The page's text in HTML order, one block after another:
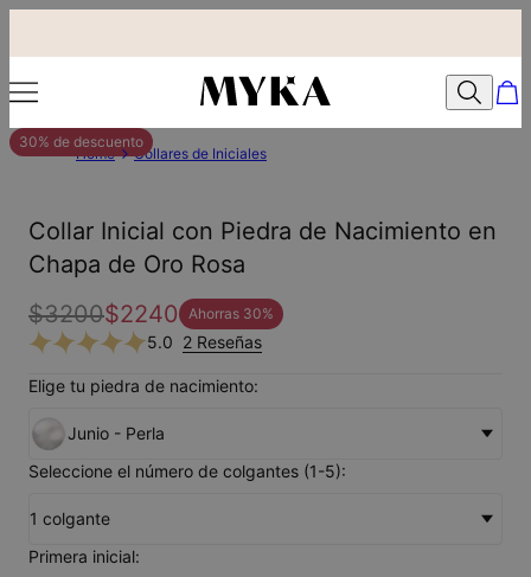
30% de descuento
Home Collares de Iniciales
Collar Inicial con Piedra de Nacimiento en
Chapa de Oro Rosa
$3200$2240 Ahorras 30%
5.0 2 Reseñas
Elige tu piedra de nacimiento:
Junio - Perla
Seleccione el número de colgantes (1-5):
1 colgante
Primera inicial: